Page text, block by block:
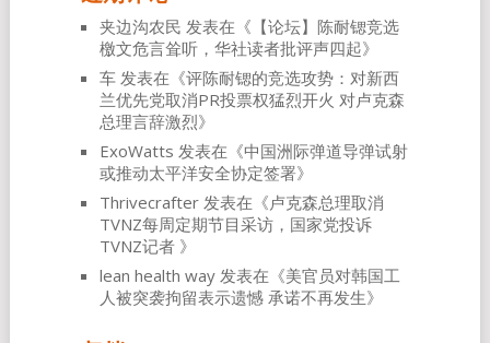
夹边沟农民 发表在《 【论坛】陈耐锶竞选
檄文危言耸听，华社读者批评声四起》
车发表在《评陈耐锶的竞选攻势：对新西
兰优先党取消PR投票权猛烈开火 对卢克森
总理言辞激烈》
ExoWatts 发表在《中国洲际弹道导弹试射
或推动太平洋安全协定签署》
Thrivecrafter发表在《卢克森总理取消
TVNZ每周定期节目采访，国家党投诉
TVNZ记者 》
lean health way发表在《美官员对韩国工
人被突袭拘留表示遗憾 承诺不再发生》